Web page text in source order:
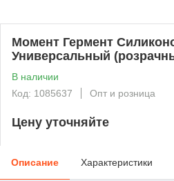
Момент Гермент
Универсальный
В наличии
Код: 1085637
Опт и розница
Цену уточняйте
Описание Характеристики